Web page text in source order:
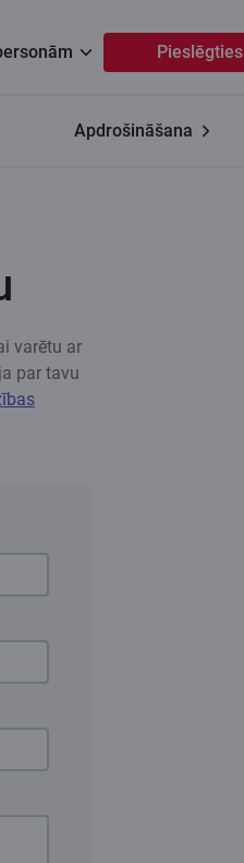
Pieslēgties
Apdrošināšana
varētu ar
par tavu